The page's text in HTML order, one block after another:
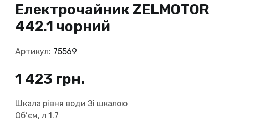
Електрочайник ZELMOTOR
442.1 чорний
Артикул: 75569
1 423 грн.
Шкала рівня води Зі шкалою
Об’єм, л 1.7